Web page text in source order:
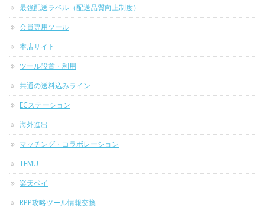
最強配送ラベル（配送品質向上制度）
会員専用ツール
本店サイト
ツール設置・利用
共通の送料込みライン
ECステーション
海外進出
マッチング・コラボレーション
TEMU
楽天ペイ
RPP攻略ツール情報交換